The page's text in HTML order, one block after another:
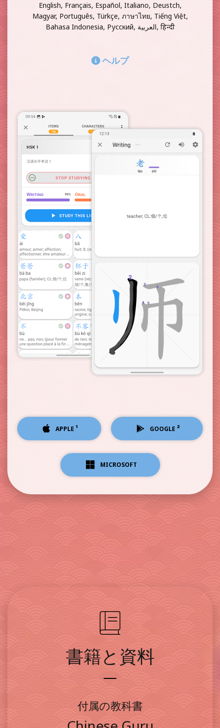
English, Français, Español, Italiano, Deustch,
Magyar, Português, Türkçe, ภาษาไทย, Tiếng Việt,
Bahasa Indonesia, Русский, العربية, हिन्दी
ヘルプ
APPLE ¹ GOOGLE ²
MICROSOFT
書籍と資料
付属の教科書